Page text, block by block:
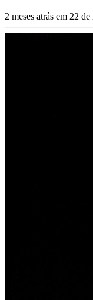
2 meses atrás em 22